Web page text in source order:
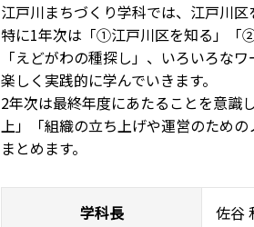
江戸川まちづくり学科では、江戸川
特に1年次は「①江戸川区を知る」「
「えどがわの種探し」、いろいろな
楽しく実践的に学んでいきます。
2年次は最終年度にあたることを意識
上」「組織の立ち上げや運営のため
まとめます。
学科長 佐谷